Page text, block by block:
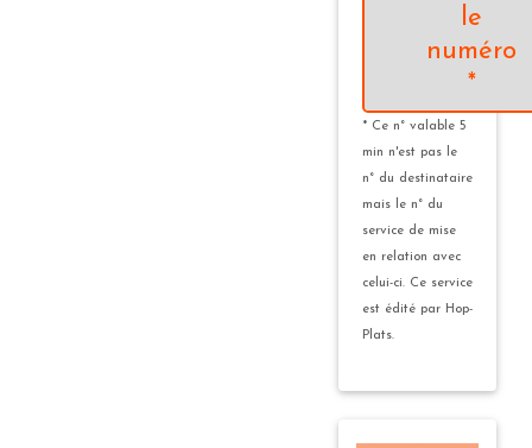
le
numéro
*
* Ce n° valable 5
min n'est pas le
n° du destinataire
mais le n° du
service de mise
en relation avec
celui-ci. Ce service
est édité par Hop-
Plats.